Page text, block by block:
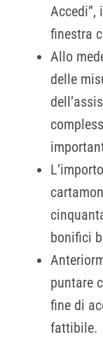
Accedi”,
finestra
Allo
delle
bonifici
puntare
fine di
fattibile.